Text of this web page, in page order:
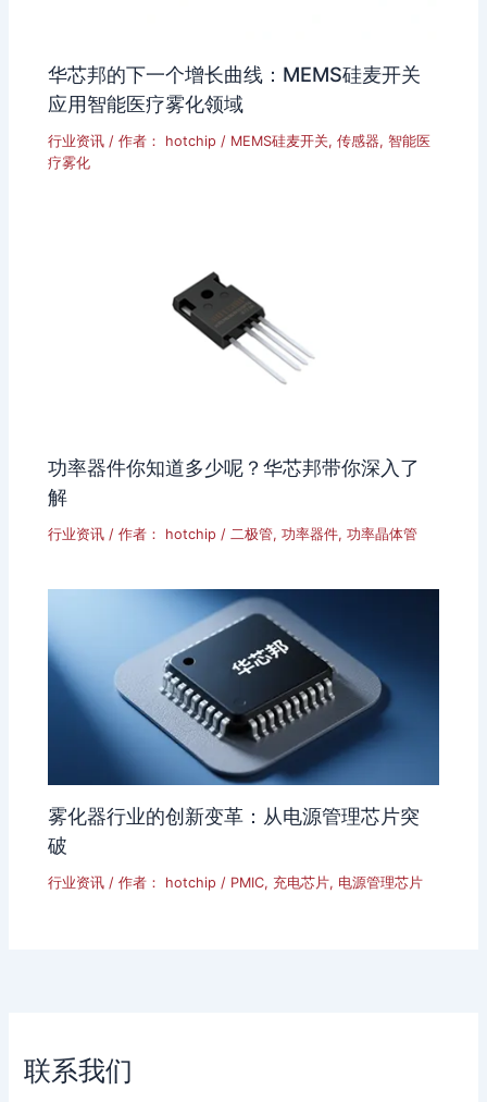
华芯邦的下一个增长曲线：MEMS硅麦开关
应用智能医疗雾化领域
行业资讯 / 作者： hotchip/ MEMS硅麦开关,传感器,智能医
疗雾化
功率器件你知道多少呢？华芯邦带你深入了
解
行业资讯 / 作者： hotchip/二极管,功率器件,功率晶体管
雾化器行业的创新变革：从电源管理芯片突
破
行业资讯 / 作者： hotchip / PMIC, 充电芯片, 电源管理芯片
联系我们